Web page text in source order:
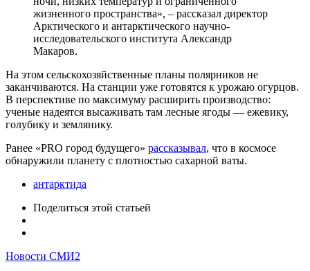
жизненного пространства», – рассказал директор
Арктического и антарктического научно-
исследовательского института Александр
Макаров.
На этом сельскохозяйственные планы полярников не
заканчиваются. На станции уже готовятся к урожаю огурцов.
В перспективе по максимуму расширить производство:
ученые надеятся высаживать там лесные ягоды — ежевику,
голубику и землянику.
Ранее «PRO город будущего» рассказывал, что в космосе
обнаружили планету с плотностью сахарной ваты.
антарктида
Поделиться этой статьей
Новости СМИ2